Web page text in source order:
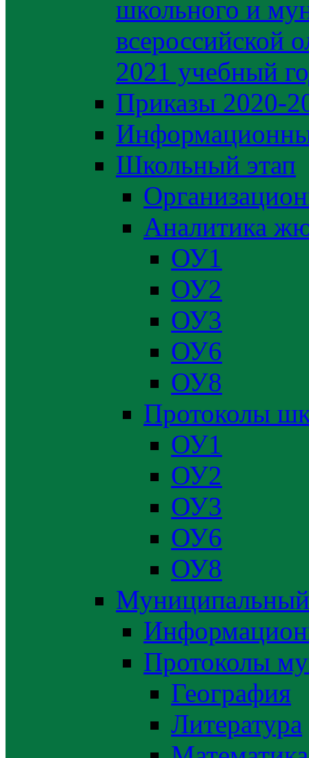
школьного и
всероссийской
2021 учебный
Приказы 2020-
Школьный этап
Аналитика
ОУ1
ОУ2
ОУ3
ОУ6
ОУ8
Протоколы
ОУ1
ОУ2
ОУ3
ОУ6
ОУ8
Муниципальный
Протоколы
География
Литература